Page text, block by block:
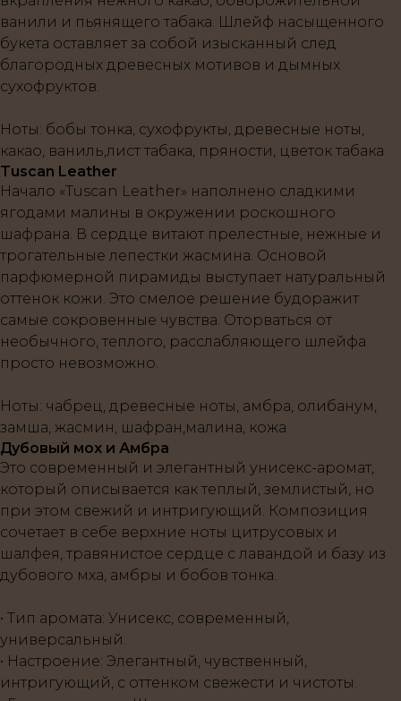
ванили и пьянящего табака. Шлейф насыщенного
букета оставляет за собой изысканный след
благородных древесных мотивов и дымных
сухофруктов.
Ноты: бобы тонка, сухофрукты, древесные ноты,
какао, ваниль,лист табака, пряности, цветок табака
Tuscan Leather
Начало «Tuscan Leather» наполнено сладкими
ягодами малины в окружении роскошного
шафрана. В сердце витают прелестные, нежные и
трогательные лепестки жасмина. Основой
парфюмерной пирамиды выступает натуральный
оттенок кожи. Это смелое решение будоражит
самые сокровенные чувства. Оторваться от
необычного, теплого, расслабляющего шлейфа
просто невозможно.
Ноты: чабрец, древесные ноты, амбра, олибанум,
замша, жасмин, шафран,малина, кожа
Дубовый мох и Амбра
Это современный и элегантный унисекс-аромат,
который описывается как теплый, землистый, но
при этом свежий и интригующий. Композиция
сочетает в себе верхние ноты цитрусовых и
шалфея, травянистое сердце с лавандой и базу из
дубового мха, амбры и бобов тонка.
• Тип аромата: Унисекс, современный,
универсальный.
• Настроение: Элегантный, чувственный,
интригующий, с оттенком свежести и чистоты.